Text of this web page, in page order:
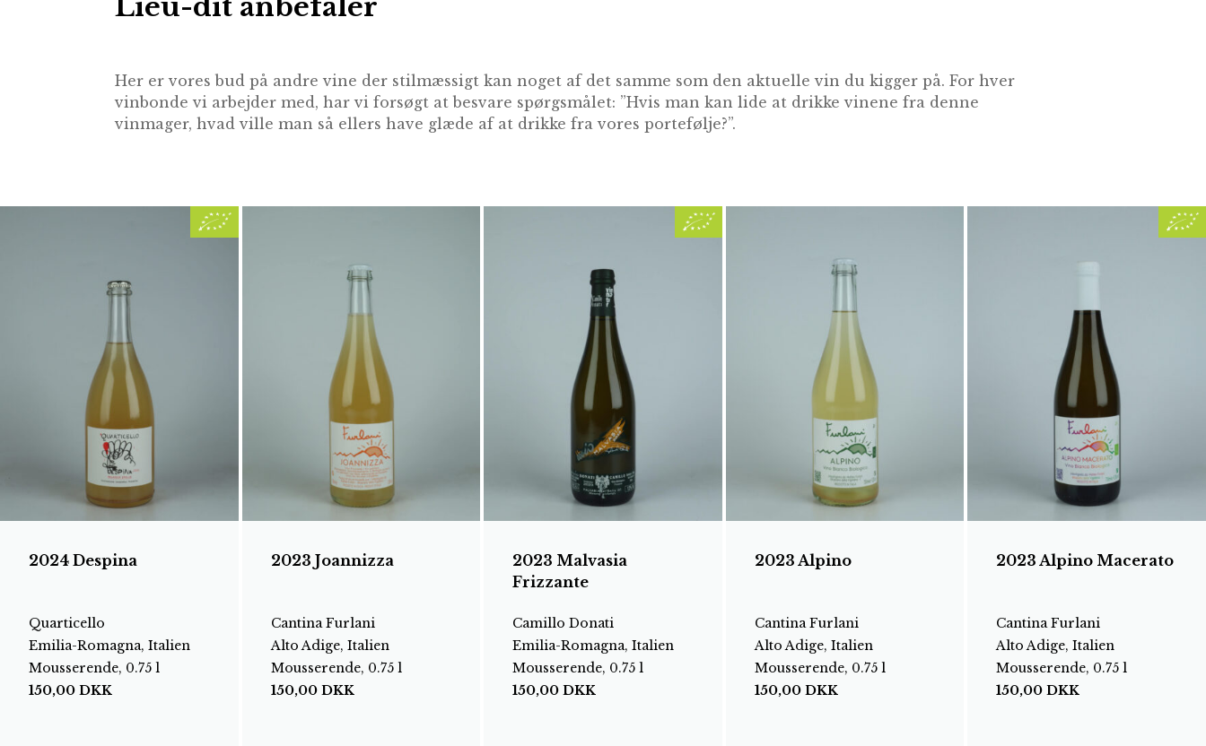
Lieu-dit anbefaler
Her er vores bud på andre vine der stilmæssigt kan noget af det samme som den aktuelle vin du kigger på. For hver
vinbonde vi arbejder med, har vi forsøgt at besvare spørgsmålet: ”Hvis man kan lide at drikke vinene fra denne
vinmager, hvad ville man så ellers have glæde af at drikke fra vores portefølje?”.
2024 Despina
Quarticello
Emilia-Romagna, Italien
Mousserende, 0.75 l
150,00 DKK
2023 Joannizza
Cantina Furlani
Alto Adige, Italien
Mousserende, 0.75 l
150,00 DKK
2023 Malvasia
Frizzante
Camillo Donati
Emilia-Romagna, Italien
Mousserende, 0.75 l
150,00DKK
2023 Alpino
Cantina Furlani
Alto Adige, Italien
Mousserende, 0.75 l
150,00 DKK
2023 Alpino Macerato
Cantina Furlani
Alto Adige, Italien
Mousserende, 0.75 l
150,00DKK